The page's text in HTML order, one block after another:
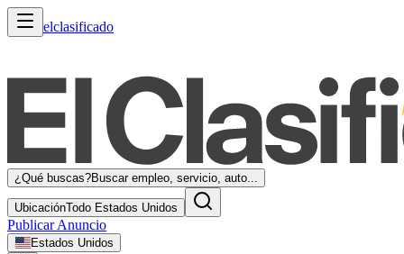
elclasificado
¿Qué buscas?Buscar empleo, servicio, auto...
UbicaciónTodo Estados Unidos
Publicar Anuncio
Estados Unidos